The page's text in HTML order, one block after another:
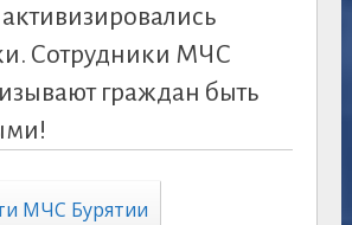
Сотрудники МЧС
граждан быть
МЧС Бурятии